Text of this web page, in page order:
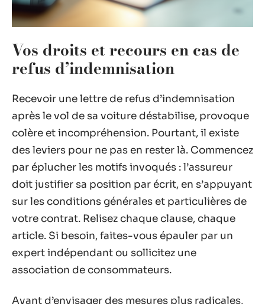
Vos droits et recours en cas de
refus d’indemnisation
Recevoir une lettre de refus d’indemnisation
après le vol de sa voiture déstabilise, provoque
colère et incompréhension. Pourtant, il existe
des leviers pour ne pas en rester là. Commencez
par éplucher les motifs invoqués : l’assureur
doit justifier sa position par écrit, en s’appuyant
sur les conditions générales et particulières de
votre contrat. Relisez chaque clause, chaque
article. Si besoin, faites-vous épauler par un
expert indépendant ou sollicitez une
association de consommateurs.
Avant d’envisager des mesures plus radicales,